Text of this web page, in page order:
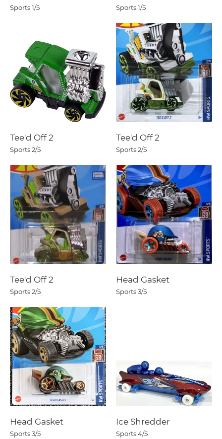
Sports1/5 Sports1/5
Tee'd Off 2
Sports2/5
Tee'd Off 2
Sports2/5
Tee'd Off 2
Sports2/5
Head Gasket
Sports3/5
Head Gasket
Sports3/5
Ice Shredder
Sports4/5